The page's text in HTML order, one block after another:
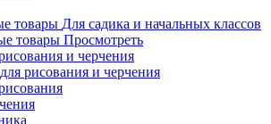
товары Для садика и начальных классов
товары Просмотреть
и черчения
рисования и черчения